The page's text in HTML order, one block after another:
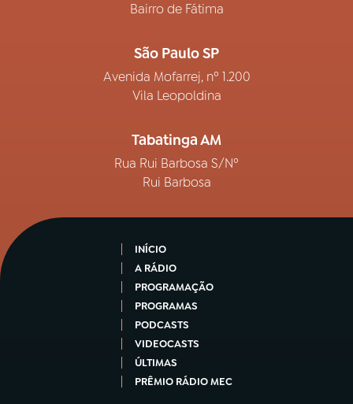
Bairro de Fátima
São Paulo SP
Avenida Mofarrej, nº 1.200
Vila Leopoldina
Tabatinga AM
Rua Rui Barbosa S/Nº
Rui Barbosa
INÍCIO
A RÁDIO
PROGRAMAÇÃO
PROGRAMAS
PODCASTS
VIDEOCASTS
ÚLTIMAS
PRÊMIO RÁDIO MEC